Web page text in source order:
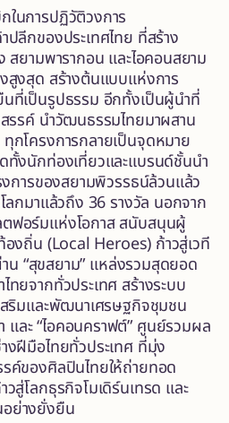
นการปฏิวัติวงการ
ลีกของประเทศไทย ที่สร้าง
สยามพารากอน และไอคอนสยาม
สูงสุด สร้างต้นแบบแห่งการ
ที่เป็นรูปธรรม อีกทั้งเป็นผู้นำที่
รรค์ นำวัฒนธรรมไทยมาผสาน
กโครงการกลายเป็นจุดหมาย
ทั้งนักท่องเที่ยวและแบรนด์ชั้นนำ
งการของสยามพิวรรธน์ล้วนแล้ว
ลกมาแล้วถึง 36 รางวัล นอกจาก
ฟอร์มแห่งโอกาส สนับสนุนผู้
งถิ่น (Local Heroes) ก้าวสู่เวที
“สุขสยาม” แหล่งรวมสุดยอด
ยจากทั่วประเทศ สร้างระบบ
ริมและพัฒนาเศรษฐกิจชุมชน
ละ “ไอคอนคราฟต์” ศูนย์รวมผล
ฝีมือไทยทั่วประเทศ ที่มุ่ง
ค์ของศิลปินไทยให้ถ่ายทอด
สู่โลกธุรกิจโมเดิร์นเทรด และ
ย่างยั่งยืน